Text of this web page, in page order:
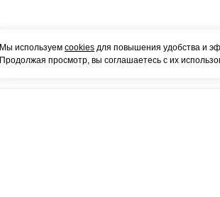
Мы используем cookies для повышения удобства и
Продолжая просмотр, вы соглашаетесь с их